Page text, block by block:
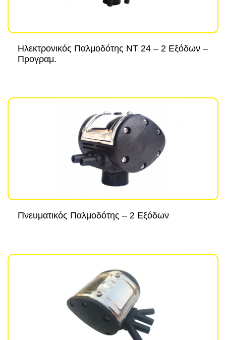
Ηλεκτρονικός Παλμοδότης NT 24 – 2 Εξόδων –
Προγραμ.
Πνευματικός Παλμοδότης – 2 Εξόδων